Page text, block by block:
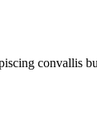
convallis